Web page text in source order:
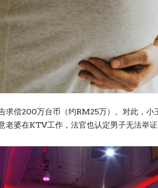
求偿200万台币（约RM25万）。对此，
婆在KTV工作，法官也认定男子无法举